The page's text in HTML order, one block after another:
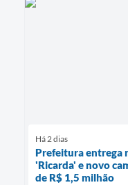
Há 2 dias
Prefeitura entrega
'Ricarda' e novo
de R$ 1,5 milhão